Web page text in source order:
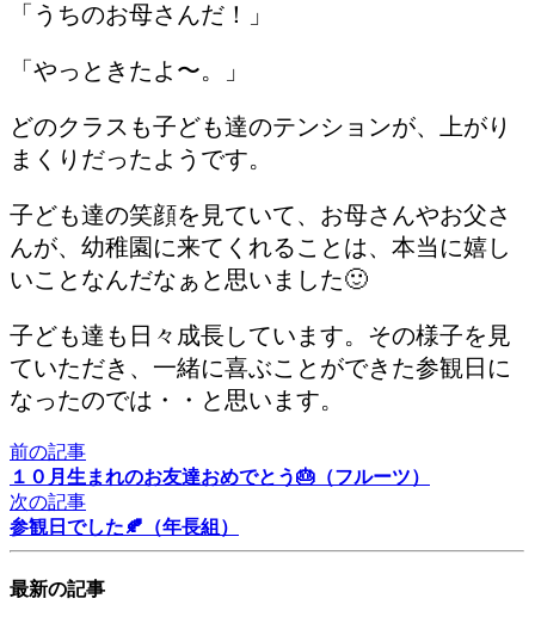
「うちのお母さんだ！」
「やっときたよ〜。」
どのクラスも子ども達のテンションが、上がり
まくりだったようです。
子ども達の笑顔を見ていて、お母さんやお父さ
んが、幼稚園に来てくれることは、本当に嬉し
いことなんだなぁと思いました🙂
子ども達も日々成長しています。その様子を見
ていただき、一緒に喜ぶことができた参観日に
なったのでは・・と思います。
前の記事
１０月生まれのお友達おめでとう🎂（フルーツ）
次の記事
参観日でした🍂（年長組）
最新の記事